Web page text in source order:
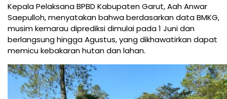
Kepala Pelaksana BPBD Kabupaten Garut, Aah Anwar
Saepulloh, menyatakan bahwa berdasarkan data BMKG,
musim kemarau diprediksi dimulai pada 1 Juni dan
berlangsung hingga Agustus, yang dikhawatirkan dapat
memicu kebakaran hutan dan lahan.